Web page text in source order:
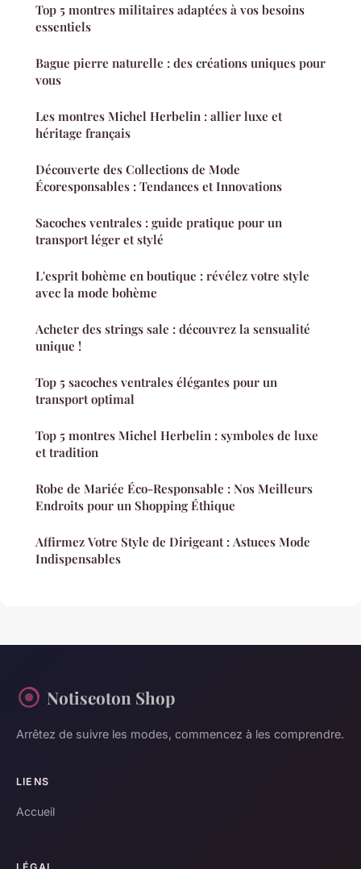
Top 5 montres militaires adaptées à vos besoins
essentiels
Bague pierre naturelle : des créations uniques pour
vous
Les montres Michel Herbelin : allier luxe et
héritage français
Découverte des Collections de Mode
Écoresponsables : Tendances et Innovations
Sacoches ventrales : guide pratique pour un
transport léger et stylé
L'esprit bohème en boutique : révélez votre style
avec la mode bohème
Acheter des strings sale : découvrez la sensualité
unique !
Top 5 sacoches ventrales élégantes pour un
transport optimal
Top 5 montres Michel Herbelin : symboles de luxe
et tradition
Robe de Mariée Éco-Responsable : Nos Meilleurs
Endroits pour un Shopping Éthique
Affirmez Votre Style de Dirigeant : Astuces Mode
Indispensables
Notiseoton Shop
Arrêtez de suivre les modes, commencez à les comprendre.
LIENS
Accueil